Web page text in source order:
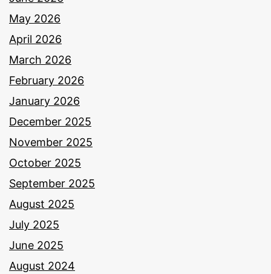
May 2026
April 2026
March 2026
February 2026
January 2026
December 2025
November 2025
October 2025
September 2025
August 2025
July 2025
June 2025
August 2024